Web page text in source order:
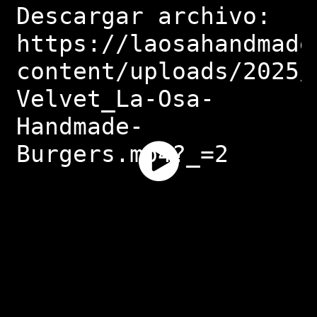
Descargar archivo:
https://
content/uploads/
Velvet_La-Osa-
Handmade-
Burgers.mp4?_=2